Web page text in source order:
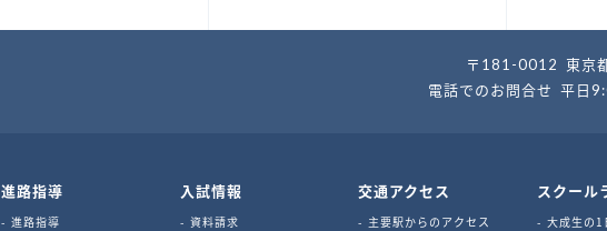
〒181-0012
東京
電話でのお問合せ 平日
進路指導
進路指導
入試情報
資料請求
交通アクセス
主要駅からのアクセス
スクール
大成生の1